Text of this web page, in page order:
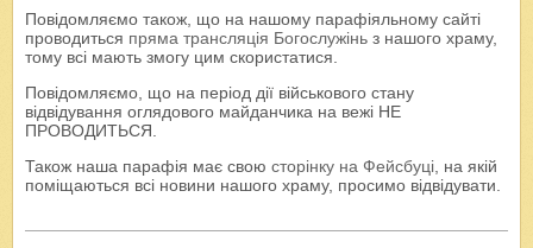
Повідомляємо також, що на нашому парафіяльному сайті
проводиться пряма трансляція Богослужінь з нашого храму,
тому всі мають змогу цим скористатися.
Повідомляємо, що на період дії військового стану
відвідування оглядового майданчика на вежі НЕ
ПРОВОДИТЬСЯ.
Також наша парафія має свою сторінку на Фейсбуці, на якій
поміщаються всі новини нашого храму, просимо відвідувати.